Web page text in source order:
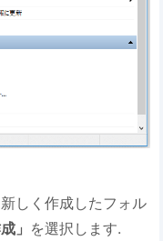
しく作成したフォル
」 を選択します.